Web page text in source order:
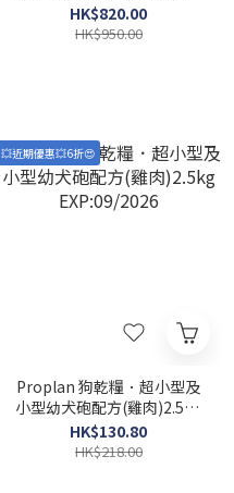
配方 標準粒．25lb
HK$820.00
HK$950.00
💥近期優惠💥6折😍
Proplan 狗乾糧．超小型及
小型幼犬砲配方(雞肉)2.5kg
EXP:09/2026
HK$130.80
HK$218.00